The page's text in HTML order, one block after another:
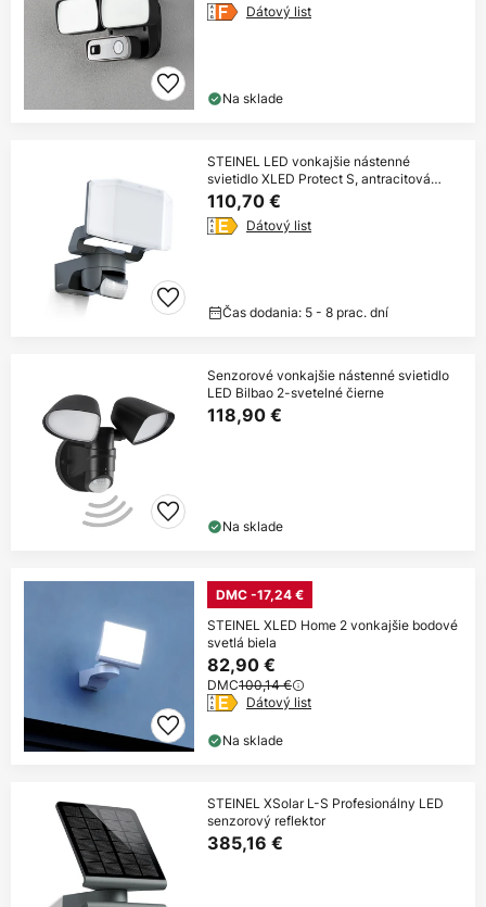
Dátový list
Na sklade
STEINEL LED vonkajšie nástenné
svietidlo XLED Protect S, antracitová
farba
110,70 €
Dátový list
Čas dodania: 5 - 8 prac. dní
Senzorové vonkajšie nástenné svietidlo
LED Bilbao 2-svetelné čierne
118,90 €
Na sklade
DMC -17,24 €
STEINEL XLED Home 2 vonkajšie bodové
svetlá biela
82,90 €
DMC100,14 €
Dátový list
Na sklade
STEINEL XSolar L-S Profesionálny LED
senzorový reflektor
385,16 €